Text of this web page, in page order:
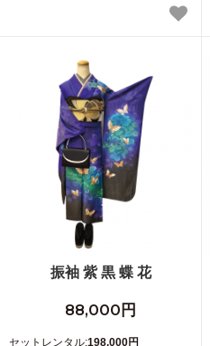
振袖 紫 黒 蝶 花
88,000円
セットレンタル:198,000円